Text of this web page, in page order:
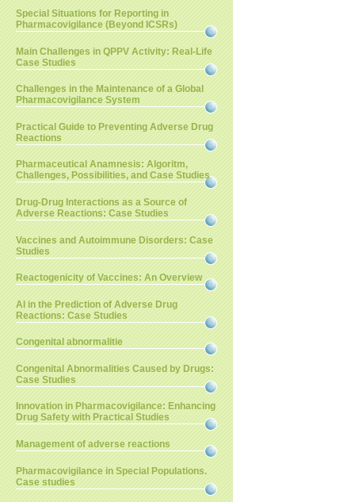
Special Situations for Reporting in
Pharmacovigilance (Beyond ICSRs)
Main Challenges in QPPV Activity: Real-Life
Case Studies
Challenges in the Maintenance of a Global
Pharmacovigilance System
Practical Guide to Preventing Adverse Drug
Reactions
Pharmaceutical Anamnesis: Algoritm,
Challenges, Possibilities, and Case Studies
Drug-Drug Interactions as a Source of
Adverse Reactions: Case Studies
Vaccines and Autoimmune Disorders: Case
Studies
Reactogenicity of Vaccines: An Overview
AI in the Prediction of Adverse Drug
Reactions: Case Studies
Congenital abnormalitie
Congenital Abnormalities Caused by Drugs:
Case Studies
Innovation in Pharmacovigilance: Enhancing
Drug Safety with Practical Studies
Management of adverse reactions
Pharmacovigilance in Special Populations.
Case studies